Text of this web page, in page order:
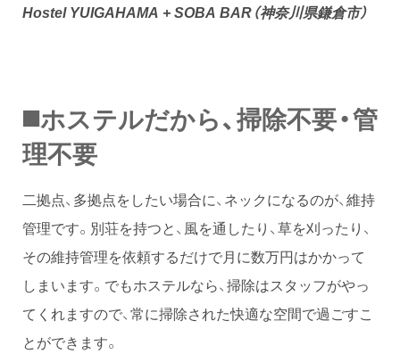
Hostel YUIGAHAMA + SOBA BAR（神奈川県鎌倉市）
◼️ホステルだから、掃除不要・管
理不要
二拠点、多拠点をしたい場合に、ネックになるのが、維持
管理です。別荘を持つと、風を通したり、草を刈ったり、
その維持管理を依頼するだけで月に数万円はかかって
しまいます。でもホステルなら、掃除はスタッフがやっ
てくれますので、常に掃除された快適な空間で過ごすこ
とができます。